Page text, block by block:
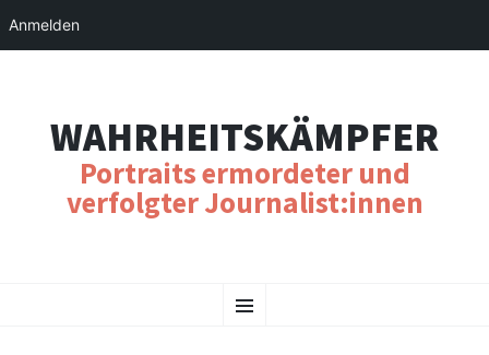
WAHRHEITSKÄMPFER
Portraits ermordeter und
verfolgter Journalist:innen
Menu
TO
Anmelden